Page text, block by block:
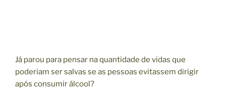
Já parou para pensar na quantidade de vidas que
poderiam ser salvas se as pessoas evitassem dirigir
após consumir álcool?